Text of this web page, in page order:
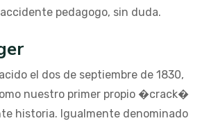
pedagogo, sin duda.
el dos de septiembre de 1830,
nuestro primer propio �crack�
historia. Igualmente denominado